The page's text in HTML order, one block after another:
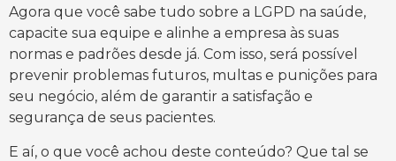
Agora que você sabe tudo sobre a LGPD na saúde,
capacite sua equipe e alinhe a empresa às suas
normas e padrões desde já. Com isso, será possível
prevenir problemas futuros, multas e punições para
seu negócio, além de garantir a satisfação e
segurança de seus pacientes.
E aí, o que você achou deste conteúdo? Que tal se